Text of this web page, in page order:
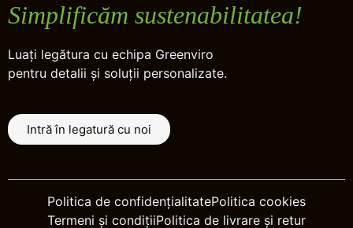
Simplificăm sustenabilitatea!
Luați legătura cu echipa Greenviro
pentru detalii și soluții personalizate.
Intră în legatură cu noi
Politica de confidențialitatePolitica cookies
Termeni și condițiiPolitica de livrare și retur